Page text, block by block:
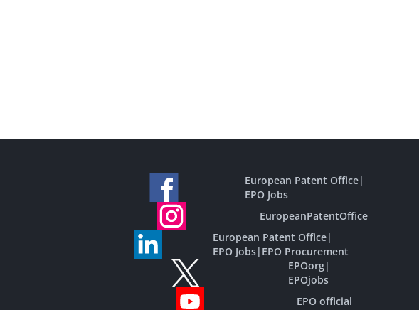
European Patent Office|
EPO Jobs
EuropeanPatentOffice
European Patent Office|
EPO Jobs| EPO Procurement
EPOorg|
EPOjobs
EPO official